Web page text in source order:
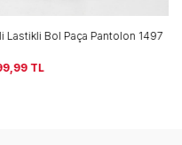
Bol Paça Pantolon 1497
TL